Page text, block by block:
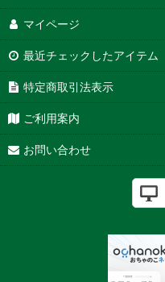
マイページ
最近チェックしたアイテム
特定商取引法表示
ご利用案内
お問い合わせ